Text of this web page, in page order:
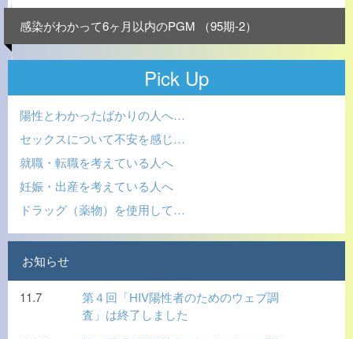
感染がわかって6ヶ月以内のPGM （95期-2）
Pick Up
陽性とわかったばかりの人へ…
セックスについて不安を感じ…
就職・転職を考えている人へ
妊娠・出産を考えている人へ
ドラッグ（薬物）を使用して…
お知らせ
11.7
第４回「HIV陽性者のためのウェブ調
査」は終了しました